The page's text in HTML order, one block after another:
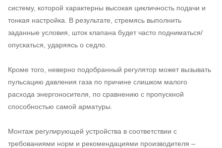
систему, которой характерны высокая цикличность подачи и
тонкая настройка. В результате, стремясь выполнить
заданные условия, шток клапана будет часто подниматься/
опускаться, ударяясь о седло.
Кроме того, неверно подобранный регулятор может вызывать
пульсацию давления газа по причине слишком малого
расхода энергоносителя, по сравнению с пропускной
способностью самой арматуры.
Монтаж регулирующей устройства в соответствии с
требованиями норм и рекомендациями производителя –